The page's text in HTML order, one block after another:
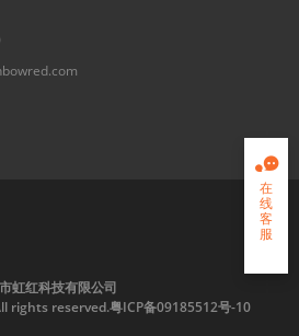

在
线
客
服
虹红科技有限公司
rights reserved.粤ICP备09185512号-10